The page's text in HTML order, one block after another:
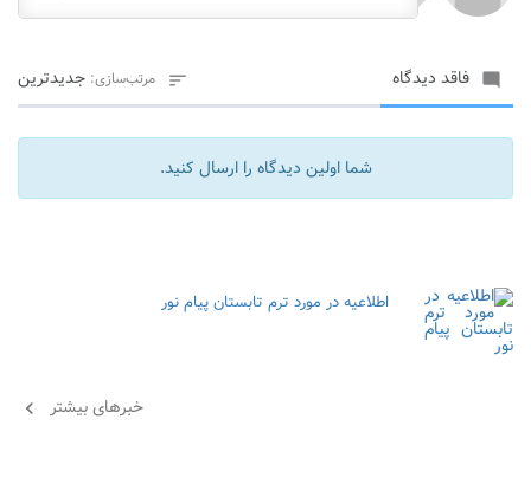
 فاقد دیدگاه مرتب‌سازی: جدیدترین 
شما اولین دیدگاه را ارسال کنید.
اطلاعیه در مورد ترم تابستان پیام نور
خبرهای بیشتر chevron_left